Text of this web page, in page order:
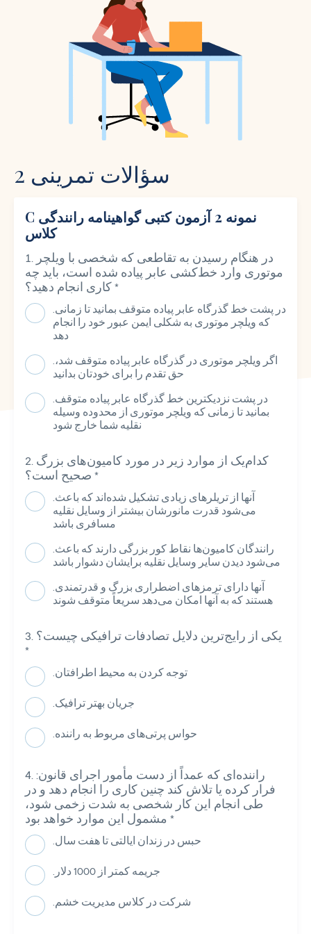
سؤالات تمرینی 2
C نمونه 2 آزمون کتبی گواهینامه رانندگی
کلاس
در هنگام رسیدن به تقاطعی که شخصی با ویلچر
موتوری وارد خط‌کشی عابر پیاده شده است، باید چه
*
که ویلچر موتوری به شکلی ایمن عبور خود را انجام
دهد
حق تقدم را برای خودتان بدانید
بمانید تا زمانی که ویلچر موتوری از محدوده وسیله
نقلیه شما خارج شود
کدام‌یک از موارد زیر در مورد کامیون‌های بزرگ
*
می‌شود قدرت مانورشان بیشتر از وسایل نقلیه
مسافری باشد
می‌شود دیدن سایر وسایل نقلیه برایشان دشوار باشد
هستند که به آنها امکان می‌دهد سریعاً متوقف شوند
یکی از رایج‌ترین دلایل تصادفات ترافیکی چیست؟
*
.توجه کردن به محیط اطرافتان
.جریان بهتر ترافیک
.حواس پرتی‌های مربوط به راننده
:راننده‌ای که عمداً از دست مأمور اجرای قانون
فرار کرده یا تلاش کند چنین کاری را انجام دهد و در
طی انجام این کار شخصی به شدت زخمی شود،
*
.حبس در زندان ایالتی تا هفت سال
.جریمه کمتر از 1000 دلار
.شرکت در کلاس مدیریت خشم